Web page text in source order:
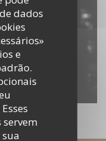
dados
e